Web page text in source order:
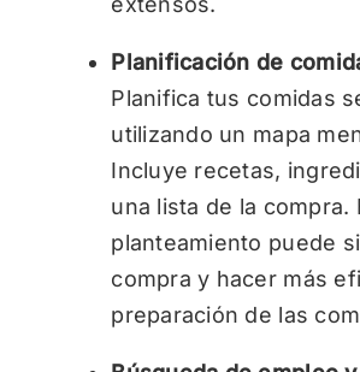
Planificación de
Planifica tus comidas
utilizando un mapa
Incluye recetas,
una lista de la compra.
planteamiento puede
compra y hacer más
preparación de las